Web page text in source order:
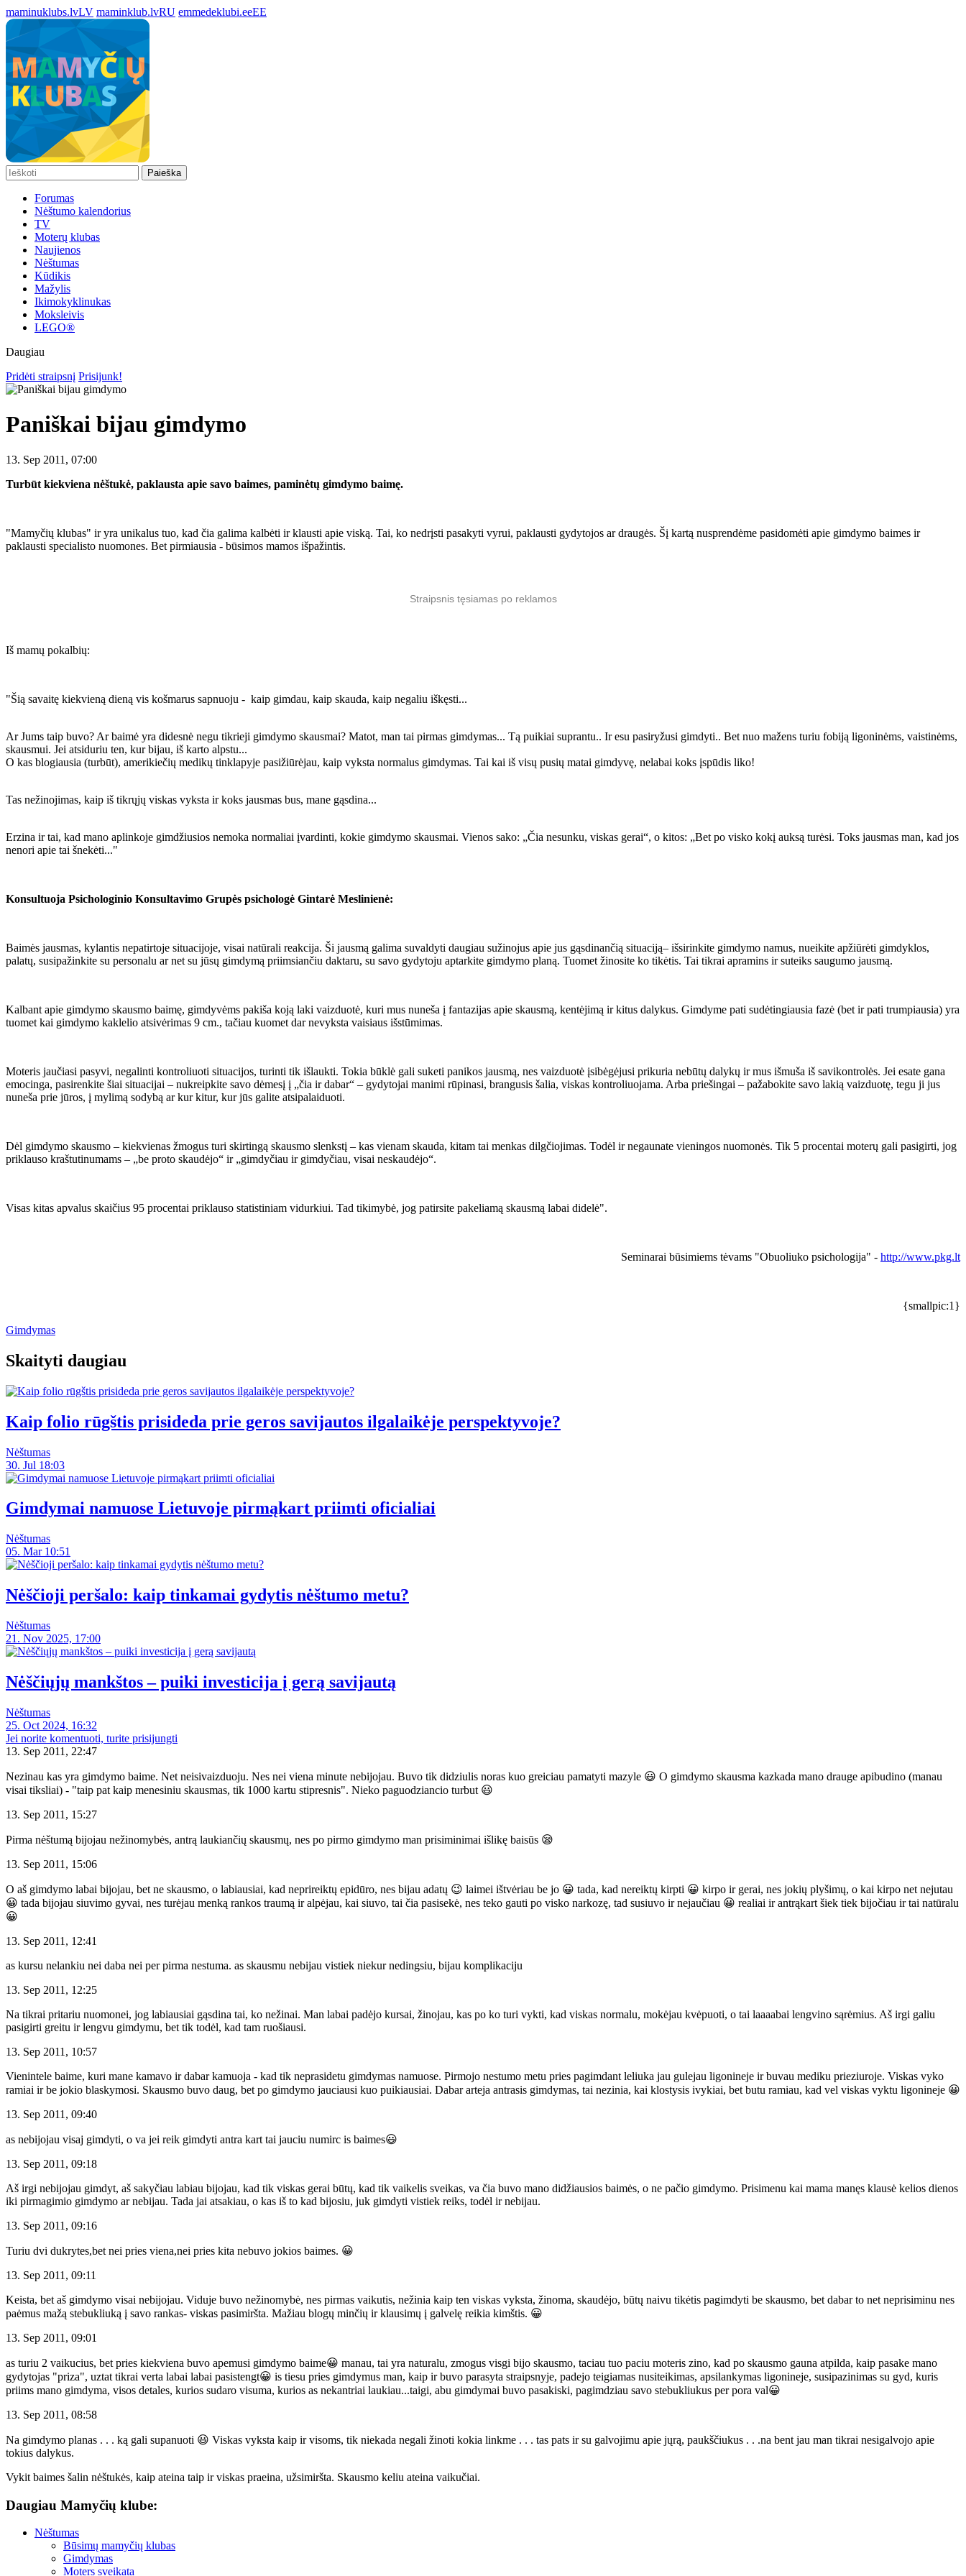
maminuklubs.lvLV maminklub.lvRU emmedeklubi.eeEE
Paieška
Forumas
Nėštumo kalendorius
TV
Moterų klubas
Naujienos
Nėštumas
Kūdikis
Mažylis
Ikimokyklinukas
Moksleivis
LEGO®
Daugiau
Pridėti straipsnį Prisijunk!
Paniškai bijau gimdymo
13. Sep 2011, 07:00
Turbūt kiekviena nėštukė, paklausta apie savo baimes, paminėtų gimdymo baimę.
"Mamyčių klubas" ir yra unikalus tuo, kad čia galima kalbėti ir klausti apie viską. Tai, ko nedrįsti pasakyti vyrui, paklausti gydytojos ar draugės. Šį kartą nusprendėme pasidomėti apie gimdymo baimes ir
paklausti specialisto nuomones. Bet pirmiausia - būsimos mamos išpažintis.
Straipsnis tęsiamas po reklamos
Iš mamų pokalbių:
"Šią savaitę kiekvieną dieną vis košmarus sapnuoju - kaip gimdau, kaip skauda, kaip negaliu iškęsti...
Ar Jums taip buvo? Ar baimė yra didesnė negu tikrieji gimdymo skausmai? Matot, man tai pirmas gimdymas... Tą puikiai suprantu.. Ir esu pasiryžusi gimdyti.. Bet nuo mažens turiu fobiją ligoninėms, vaistinėms,
skausmui. Jei atsiduriu ten, kur bijau, iš karto alpstu...
O kas blogiausia (turbūt), amerikiečių medikų tinklapyje pasižiūrėjau, kaip vyksta normalus gimdymas. Tai kai iš visų pusių matai gimdyvę, nelabai koks įspūdis liko!
Tas nežinojimas, kaip iš tikrųjų viskas vyksta ir koks jausmas bus, mane gąsdina...
Erzina ir tai, kad mano aplinkoje gimdžiusios nemoka normaliai įvardinti, kokie gimdymo skausmai. Vienos sako: „Čia nesunku, viskas gerai“, o kitos: „Bet po visko kokį auksą turėsi. Toks jausmas man, kad jos
nenori apie tai šnekėti..."
Konsultuoja Psichologinio Konsultavimo Grupės psichologė Gintarė Meslinienė:
Baimės jausmas, kylantis nepatirtoje situacijoje, visai natūrali reakcija. Ši jausmą galima suvaldyti daugiau sužinojus apie jus gąsdinančią situaciją– išsirinkite gimdymo namus, nueikite apžiūrėti gimdyklos,
palatų, susipažinkite su personalu ar net su jūsų gimdymą priimsiančiu daktaru, su savo gydytoju aptarkite gimdymo planą. Tuomet žinosite ko tikėtis. Tai tikrai apramins ir suteiks saugumo jausmą.
Kalbant apie gimdymo skausmo baimę, gimdyvėms pakiša koją laki vaizduotė, kuri mus nuneša į fantazijas apie skausmą, kentėjimą ir kitus dalykus. Gimdyme pati sudėtingiausia fazė (bet ir pati trumpiausia) yra
tuomet kai gimdymo kaklelio atsivėrimas 9 cm., tačiau kuomet dar nevyksta vaisiaus išstūmimas.
Moteris jaučiasi pasyvi, negalinti kontroliuoti situacijos, turinti tik išlaukti. Tokia būklė gali suketi panikos jausmą, nes vaizduotė įsibėgėjusi prikuria nebūtų dalykų ir mus išmuša iš savikontrolės. Jei esate gana
emocinga, pasirenkite šiai situacijai – nukreipkite savo dėmesį į „čia ir dabar“ – gydytojai manimi rūpinasi, brangusis šalia, viskas kontroliuojama. Arba priešingai – pažabokite savo lakią vaizduotę, tegu ji jus
nuneša prie jūros, į mylimą sodybą ar kur kitur, kur jūs galite atsipalaiduoti.
Dėl gimdymo skausmo – kiekvienas žmogus turi skirtingą skausmo slenkstį – kas vienam skauda, kitam tai menkas dilgčiojimas. Todėl ir negaunate vieningos nuomonės. Tik 5 procentai moterų gali pasigirti, jog
priklauso kraštutinumams – „be proto skaudėjo“ ir „gimdyčiau ir gimdyčiau, visai neskaudėjo“.
Visas kitas apvalus skaičius 95 procentai priklauso statistiniam vidurkiui. Tad tikimybė, jog patirsite pakeliamą skausmą labai didelė".
Seminarai būsimiems tėvams "Obuoliuko psichologija" - http://www.pkg.lt
{smallpic:1}
Gimdymas
Skaityti daugiau
Kaip folio rūgštis prisideda prie geros savijautos ilgalaikėje perspektyvoje?
Nėštumas
30. Jul 18:03
Gimdymai namuose Lietuvoje pirmąkart priimti oficialiai
Nėštumas
05. Mar 10:51
Nėščioji peršalo: kaip tinkamai gydytis nėštumo metu?
Nėštumas
21. Nov 2025, 17:00
Nėščiųjų mankštos – puiki investicija į gerą savijautą
Nėštumas
25. Oct 2024, 16:32
Jei norite komentuoti, turite prisijungti
13. Sep 2011, 22:47
Nezinau kas yra gimdymo baime. Net neisivaizduoju. Nes nei viena minute nebijojau. Buvo tik didziulis noras kuo greiciau pamatyti mazyle 😃 O gimdymo skausma kazkada mano drauge apibudino (manau
visai tiksliai) - "taip pat kaip menesiniu skausmas, tik 1000 kartu stipresnis". Nieko paguodziancio turbut 😃
13. Sep 2011, 15:27
Pirma nėštumą bijojau nežinomybės, antrą laukiančių skausmų, nes po pirmo gimdymo man prisiminimai išlikę baisūs 😪
13. Sep 2011, 15:06
O aš gimdymo labai bijojau, bet ne skausmo, o labiausiai, kad neprireiktų epidūro, nes bijau adatų 😉 laimei ištvėriau be jo 😀 tada, kad nereiktų kirpti 😀 kirpo ir gerai, nes jokių plyšimų, o kai kirpo net nejutau
😀 tada bijojau siuvimo gyvai, nes turėjau menką rankos traumą ir alpėjau, kai siuvo, tai čia pasisekė, nes teko gauti po visko narkozę, tad susiuvo ir nejaučiau 😀 realiai ir antrąkart šiek tiek bijočiau ir tai natūralu
😀
13. Sep 2011, 12:41
as kursu nelankiu nei daba nei per pirma nestuma. as skausmu nebijau vistiek niekur nedingsiu, bijau komplikaciju
13. Sep 2011, 12:25
Na tikrai pritariu nuomonei, jog labiausiai gąsdina tai, ko nežinai. Man labai padėjo kursai, žinojau, kas po ko turi vykti, kad viskas normalu, mokėjau kvėpuoti, o tai laaaabai lengvino sąrėmius. Aš irgi galiu
pasigirti greitu ir lengvu gimdymu, bet tik todėl, kad tam ruošiausi.
13. Sep 2011, 10:57
Vienintele baime, kuri mane kamavo ir dabar kamuoja - kad tik neprasidetu gimdymas namuose. Pirmojo nestumo metu pries pagimdant leliuka jau gulejau ligonineje ir buvau mediku prieziuroje. Viskas vyko
ramiai ir be jokio blaskymosi. Skausmo buvo daug, bet po gimdymo jauciausi kuo puikiausiai. Dabar arteja antrasis gimdymas, tai nezinia, kai klostysis ivykiai, bet butu ramiau, kad vel viskas vyktu ligonineje 😀
13. Sep 2011, 09:40
as nebijojau visaj gimdyti, o va jei reik gimdyti antra kart tai jauciu numirc is baimes😃
13. Sep 2011, 09:18
Aš irgi nebijojau gimdyt, aš sakyčiau labiau bijojau, kad tik viskas gerai būtų, kad tik vaikelis sveikas, va čia buvo mano didžiausios baimės, o ne pačio gimdymo. Prisimenu kai mama manęs klausė kelios dienos
iki pirmagimio gimdymo ar nebijau. Tada jai atsakiau, o kas iš to kad bijosiu, juk gimdyti vistiek reiks, todėl ir nebijau.
13. Sep 2011, 09:16
Turiu dvi dukrytes,bet nei pries viena,nei pries kita nebuvo jokios baimes. 😀
13. Sep 2011, 09:11
Keista, bet aš gimdymo visai nebijojau. Viduje buvo nežinomybė, nes pirmas vaikutis, nežinia kaip ten viskas vyksta, žinoma, skaudėjo, būtų naivu tikėtis pagimdyti be skausmo, bet dabar to net neprisiminu nes
paėmus mažą stebukliuką į savo rankas- viskas pasimiršta. Mažiau blogų minčių ir klausimų į galvelę reikia kimštis. 😀
13. Sep 2011, 09:01
as turiu 2 vaikucius, bet pries kiekviena buvo apemusi gimdymo baime😀 manau, tai yra naturalu, zmogus visgi bijo skausmo, taciau tuo paciu moteris zino, kad po skausmo gauna atpilda, kaip pasake mano
gydytojas "priza", uztat tikrai verta labai labai pasistengt😀 is tiesu pries gimdymus man, kaip ir buvo parasyta straipsnyje, padejo teigiamas nusiteikimas, apsilankymas ligonineje, susipazinimas su gyd, kuris
priims mano gimdyma, visos detales, kurios sudaro visuma, kurios as nekantriai laukiau...taigi, abu gimdymai buvo pasakiski, pagimdziau savo stebukliukus per pora val😀
13. Sep 2011, 08:58
Na gimdymo planas . . . ką gali supanuoti 😃 Viskas vyksta kaip ir visoms, tik niekada negali žinoti kokia linkme . . . tas pats ir su galvojimu apie jųrą, paukščiukus . . .na bent jau man tikrai nesigalvojo apie
tokius dalykus.
Vykit baimes šalin nėštukės, kaip ateina taip ir viskas praeina, užsimiršta. Skausmo keliu ateina vaikučiai.
Daugiau Mamyčių klube:
Nėštumas
Būsimų mamyčių klubas
Gimdymas
Moters sveikata